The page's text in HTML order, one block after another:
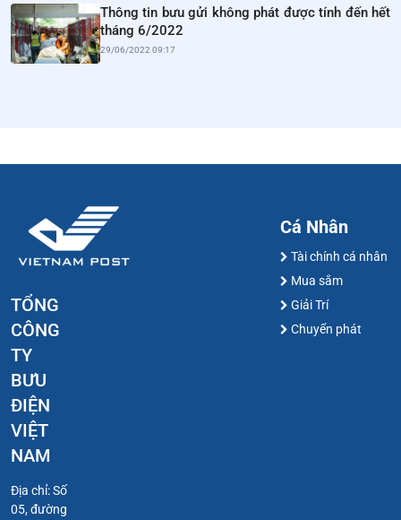
Thông tin bưu gửi không phát được tính đến hết
tháng 6/2022
29/06/2022 09:17
TỔNG
CÔNG
TY
BƯU
ĐIỆN
VIỆT
NAM
Địa chỉ: Số
05, đường
Cá Nhân
Tài chính cá nhân
Mua sắm
Giải Trí
Chuyển phát